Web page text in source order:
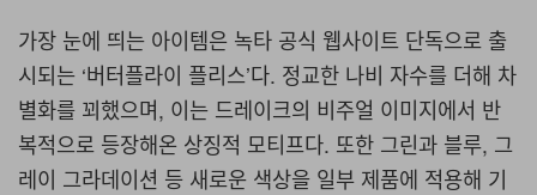
가장 눈에 띄는 아이템은 녹타 공식 웹사이트 단독으로 출
시되는 ‘버터플라이 플리스’다. 정교한 나비 자수를 더해 차
별화를 꾀했으며, 이는 드레이크의 비주얼 이미지에서 반
복적으로 등장해온 상징적 모티프다. 또한 그린과 블루, 그
레이 그라데이션 등 새로운 색상을 일부 제품에 적용해 기